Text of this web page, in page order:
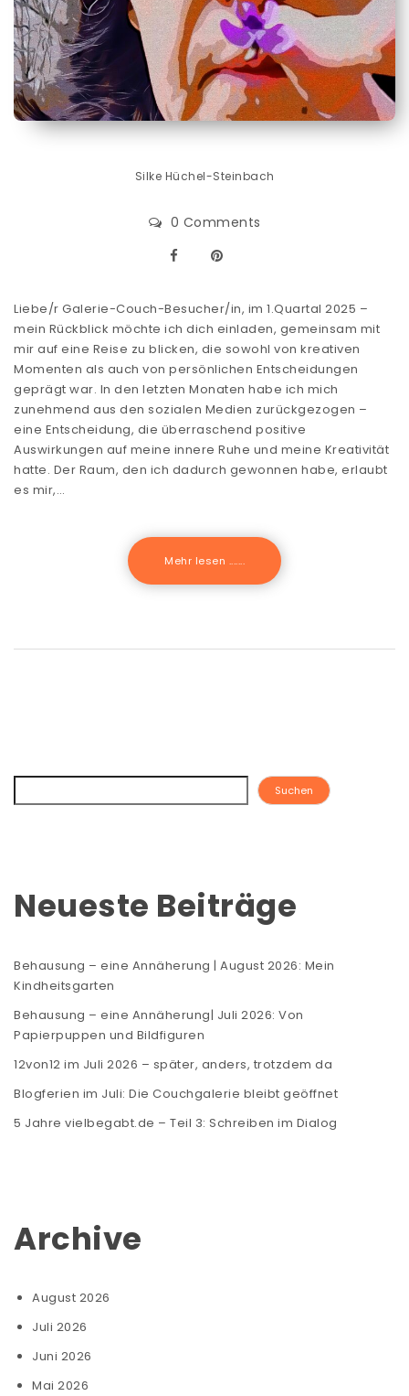
Silke Hüchel-Steinbach
0 Comments
Liebe/r Galerie-Couch-Besucher/in, im 1.Quartal 2025 –
mein Rückblick möchte ich dich einladen, gemeinsam mit
mir auf eine Reise zu blicken, die sowohl von kreativen
Momenten als auch von persönlichen Entscheidungen
geprägt war. In den letzten Monaten habe ich mich
zunehmend aus den sozialen Medien zurückgezogen –
eine Entscheidung, die überraschend positive
Auswirkungen auf meine innere Ruhe und meine Kreativität
hatte. Der Raum, den ich dadurch gewonnen habe, erlaubt
es mir,…
Mehr lesen .......
Suchen
Neueste Beiträge
Behausung – eine Annäherung | August 2026: Mein
Kindheitsgarten
Behausung – eine Annäherung| Juli 2026: Von
Papierpuppen und Bildfiguren
12von12 im Juli 2026 – später, anders, trotzdem da
Blogferien im Juli: Die Couchgalerie bleibt geöffnet
5 Jahre vielbegabt.de – Teil 3: Schreiben im Dialog
Archive
August 2026
Juli 2026
Juni 2026
Mai 2026